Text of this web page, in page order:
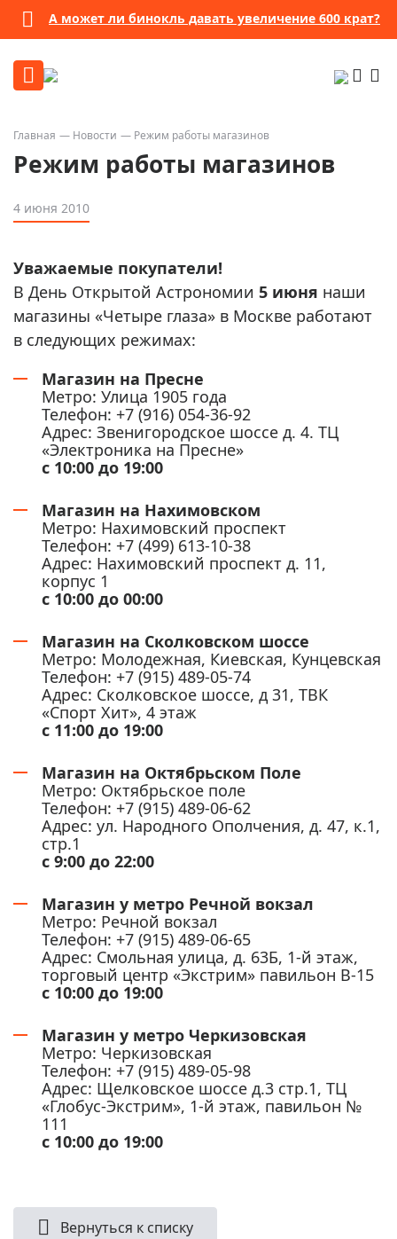
А может ли бинокль давать увеличение 600 крат?
Главная Новости Режим работы магазинов
Режим работы магазинов
4 июня 2010
Уважаемые покупатели!
В День Открытой Астрономии 5 июня наши
магазины «Четыре глаза» в Москве работают
в следующих режимах:
Магазин на Пресне
Метро: Улица 1905 года
Телефон: +7 (916) 054-36-92
Адрес: Звенигородское шоссе д. 4. ТЦ
«Электроника на Пресне»
с 10:00 до 19:00
Магазин на Нахимовском
Метро: Нахимовский проспект
Телефон: +7 (499) 613-10-38
Адрес: Нахимовский проспект д. 11,
корпус 1
с 10:00 до 00:00
Магазин на Сколковском шоссе
Метро: Молодежная, Киевcкая, Кунцевская
Телефон: +7 (915) 489-05-74
Адрес: Сколковское шоссе, д 31, ТВК
«Спорт Хит», 4 этаж
с 11:00 до 19:00
Магазин на Октябрьском Поле
Метро: Октябрьское поле
Телефон: +7 (915) 489-06-62
Адрес: ул. Народного Ополчения, д. 47, к.1,
стр.1
с 9:00 до 22:00
Магазин у метро Речной вокзал
Метро: Речной вокзал
Телефон: +7 (915) 489-06-65
Адрес: Смольная улица, д. 63Б, 1-й этаж,
торговый центр «Экстрим» павильон В-15
с 10:00 до 19:00
Магазин у метро Черкизовская
Метро: Черкизовская
Телефон: +7 (915) 489-05-98
Адрес: Щелковское шоссе д.3 стр.1, ТЦ
«Глобус-Экстрим», 1-й этаж, павильон №
111
с 10:00 до 19:00
Вернуться к списку